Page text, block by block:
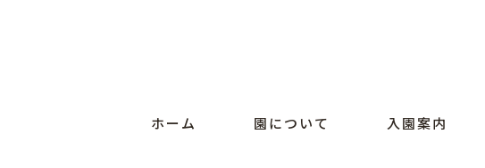
ホーム 園について 入園案内